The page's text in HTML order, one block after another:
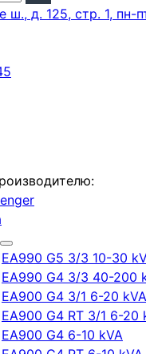
д. 125, стр. 1, пн-
EA990 G5 3/3 10-30
EA990 G4 3/3 40-200
EA900 G4 3/1 6-20 kVA
EA900 G4 RT 3/1 6-20
EA900 G4 6-10 kVA